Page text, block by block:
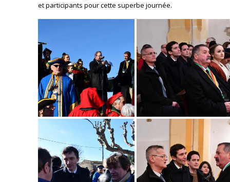
et participants pour cette superbe journée.